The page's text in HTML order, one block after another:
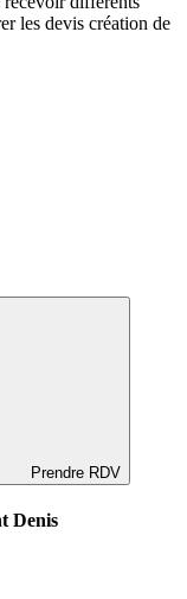
les devis création de
Prendre RDV
Denis